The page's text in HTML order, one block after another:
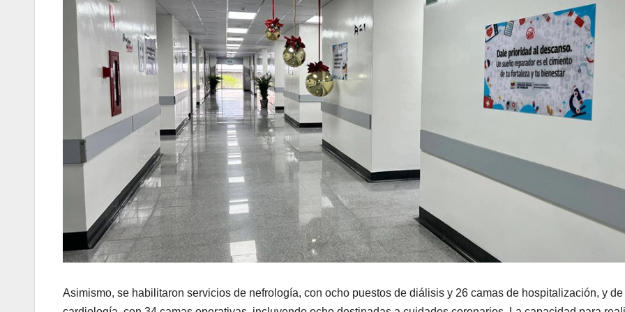
Asimismo, se habilitaron servicios de nefrología, con ocho puestos de diálisis y 26 camas de hospitalización, y de